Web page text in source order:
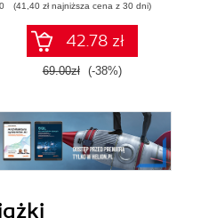
(41,40 zł najniższa cena z 30 dni)
42.78 zł
69.00zł (-38%)